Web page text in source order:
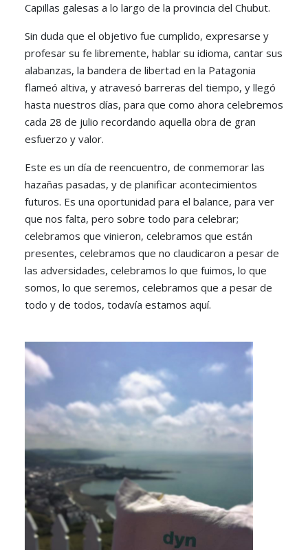
Capillas galesas a lo largo de la provincia del Chubut.
Sin duda que el objetivo fue cumplido, expresarse y
profesar su fe libremente, hablar su idioma, cantar sus
alabanzas, la bandera de libertad en la Patagonia
flameó altiva, y atravesó barreras del tiempo, y llegó
hasta nuestros días, para que como ahora celebremos
cada 28 de julio recordando aquella obra de gran
esfuerzo y valor.
Este es un día de reencuentro, de conmemorar las
hazañas pasadas, y de planificar acontecimientos
futuros. Es una oportunidad para el balance, para ver
que nos falta, pero sobre todo para celebrar;
celebramos que vinieron, celebramos que están
presentes, celebramos que no claudicaron a pesar de
las adversidades, celebramos lo que fuimos, lo que
somos, lo que seremos, celebramos que a pesar de
todo y de todos, todavía estamos aquí.